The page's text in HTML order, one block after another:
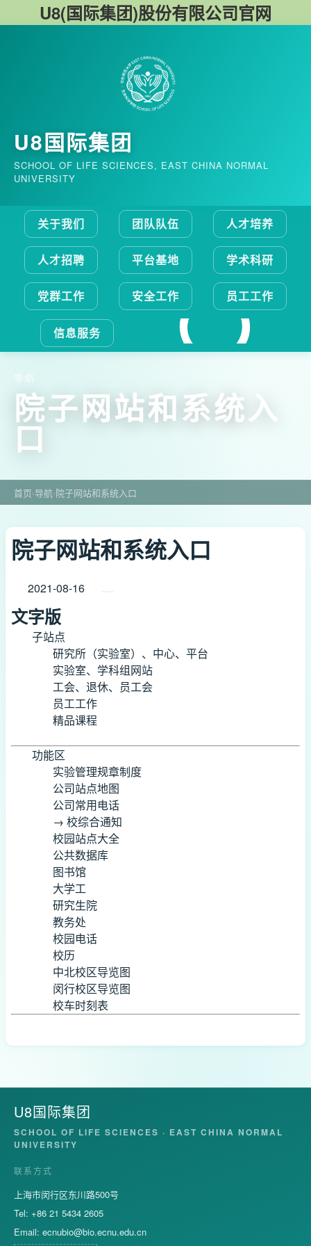
U8(国际集团)股份有限公司官网
U8国际集团
SCHOOL OF LIFE SCIENCES, EAST CHINA NORMAL
UNIVERSITY
关于我们 团队队伍 人才培养
人才招聘 平台基地 学术科研
党群工作 安全工作 员工工作
信息服务
导航
院子网站和系统入
口
首页›导航›院子网站和系统入口
院子网站和系统入口
2021-08-16
文字版
子站点
研究所（实验室）、中心、平台
实验室、学科组网站
工会、退休、员工会
员工工作
精品课程
功能区
实验管理规章制度
公司站点地图
公司常用电话
→ 校综合通知
校园站点大全
公共数据库
图书馆
大学工
研究生院
教务处
校园电话
校历
中北校区导览图
闵行校区导览图
校车时刻表
U8国际集团
SCHOOL OF LIFE SCIENCES · EAST CHINA NORMAL
UNIVERSITY
联系方式
上海市闵行区东川路500号
Tel: +86 21 5434 2605
Email: ecnubio@bio.ecnu.edu.cn